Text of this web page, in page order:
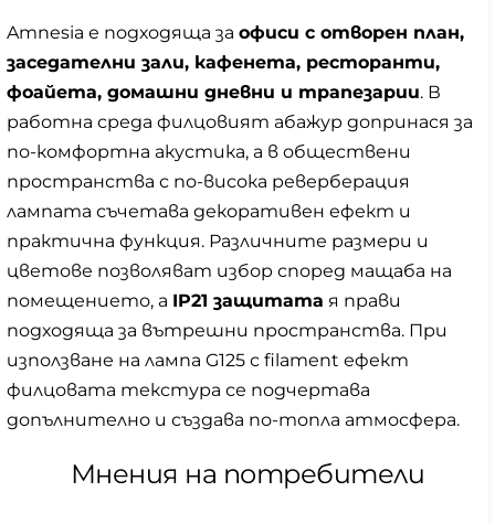
Amnesia е подходяща за офиси с отворен план,
заседателни зали, кафенета, ресторанти,
фоайета, домашни дневни и трапезарии. В
работна среда филцовият абажур допринася за
по-комфортна акустика, а в обществени
пространства с по-висока реверберация
лампата съчетава декоративен ефект и
практична функция. Различните размери и
цветове позволяват избор според мащаба на
помещението, а IP21 защитата я прави
подходяща за вътрешни пространства. При
използване на лампа G125 с filament ефект
филцовата текстура се подчертава
допълнително и създава по-топла атмосфера.
Мнения на потребители